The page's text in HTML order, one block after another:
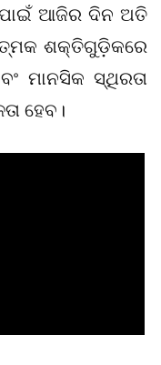
ଆଜିର ଦିନ ଅତି
ଶକ୍ତିଗୁଡ଼ିକରେ
ମାନସିକ ସ୍ଥିରତା
ହେବ।